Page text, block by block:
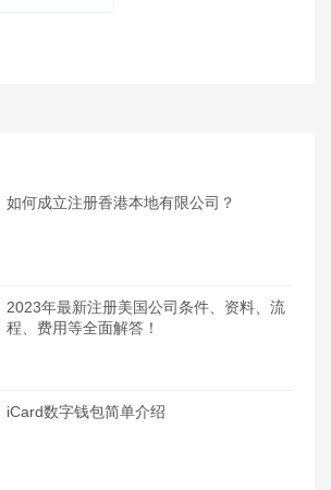
如何成立注册香港本地有限公司？
2023年最新注册美国公司条件、资料、流
程、费用等全面解答！
iCard数字钱包简单介绍